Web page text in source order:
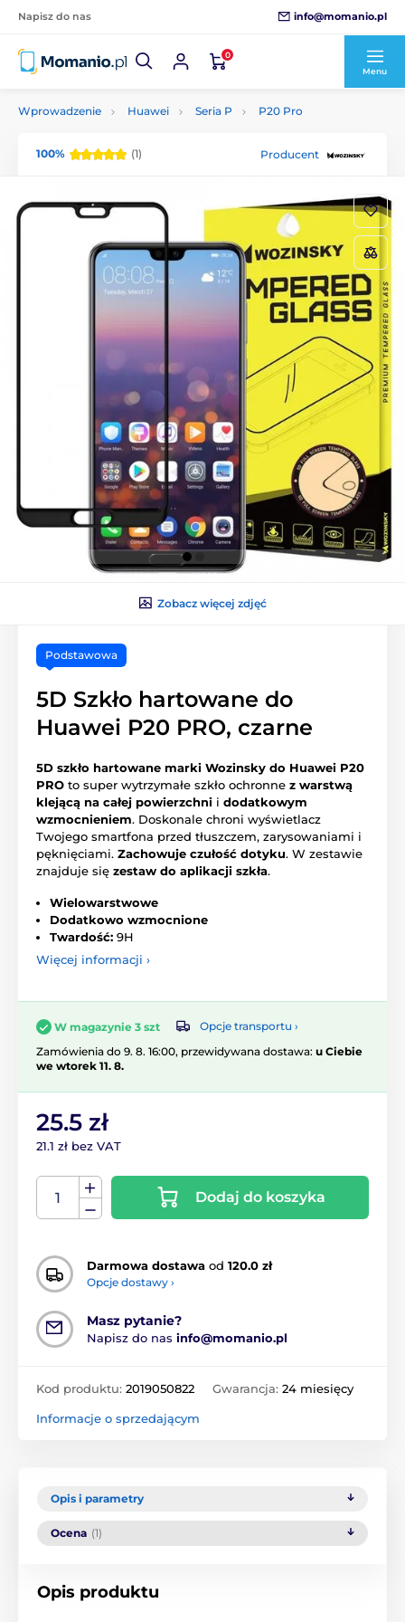
Napisz do nas info@momanio.pl
0
Menu
Wprowadzenie Huawei Seria P P20 Pro
100% (1) Producent
Zobacz więcej zdjęć
Podstawowa
5D Szkło hartowane do
Huawei P20 PRO, czarne
5D szkło hartowane marki Wozinsky do Huawei P20
PRO to super wytrzymałe szkło ochronne z warstwą
klejącą na całej powierzchni i dodatkowym
wzmocnieniem. Doskonale chroni wyświetlacz
Twojego smartfona przed tłuszczem, zarysowaniami i
pęknięciami. Zachowuje czułość dotyku. W zestawie
znajduje się zestaw do aplikacji szkła.
Wielowarstwowe
Dodatkowo wzmocnione
Twardość: 9H
Więcej informacji ›
W magazynie 3 szt
Opcje transportu ›
Zamówienia do 9. 8. 16:00, przewidywana dostawa: u Ciebie
we wtorek 11. 8.
25.5 zł
21.1 zł bez VAT
Dodaj do koszyka
Darmowa dostawa od 120.0 zł
Opcje dostawy ›
Masz pytanie?
Napisz do nas info@momanio.pl
Kod produktu: 2019050822 Gwarancja: 24 miesięcy
Informacje o sprzedającym
Opis i parametry
Ocena (1)
Opis produktu